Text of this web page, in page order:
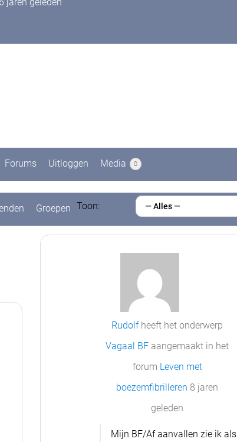
Forums Uitloggen Media 0
Groepen Toon: — Alles —
Rudolfheeft het onderwerp
Vagaal BF aangemaakt in het
forum Leven met
boezemfibrilleren 8 jaren
geleden
Mijn BF/Af aanvallen zie ik als